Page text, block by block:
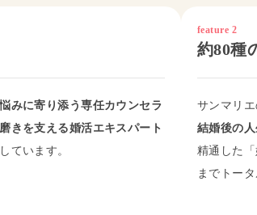
みに寄り添う専任カウンセラ
きを支える婚活エキスパート
ています。
feature 2
約80種
サンマリ
結婚後の
精通した
までトー